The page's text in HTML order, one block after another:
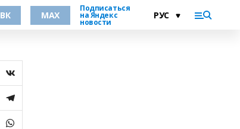
ВК MAX
Подписаться
на Яндекс
новости